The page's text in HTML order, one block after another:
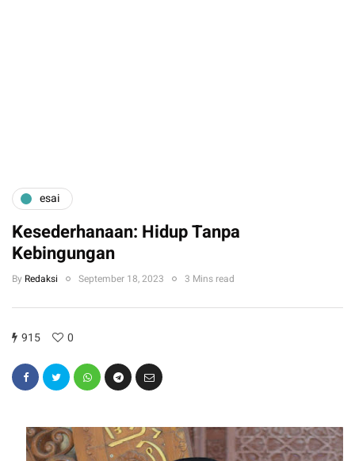
esai
Kesederhanaan: Hidup Tanpa
Kebingungan
By Redaksi September 18, 2023 3 Mins read
915 0